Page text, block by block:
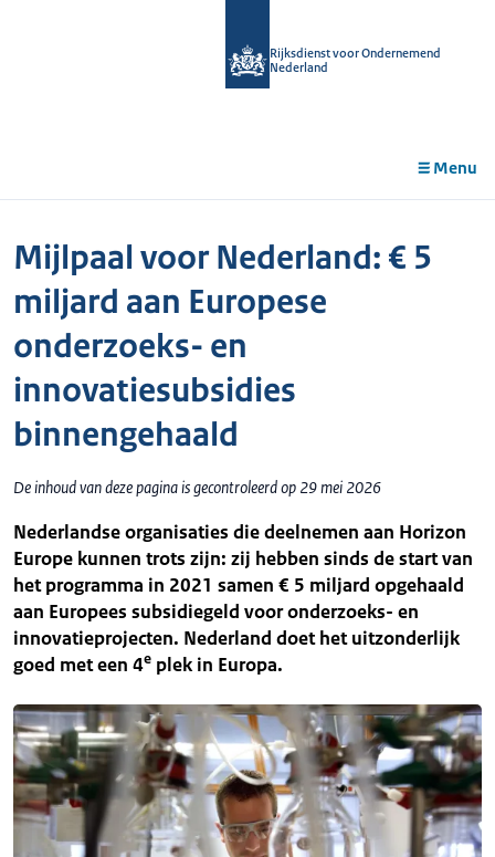
Rijksdienst voor Ondernemend
Nederland
Menu
Mijlpaal voor Nederland: € 5
miljard aan Europese
onderzoeks- en
innovatiesubsidies
binnengehaald
De inhoud van deze pagina is gecontroleerd op 29 mei 2026
Nederlandse organisaties die deelnemen aan Horizon
Europe kunnen trots zijn: zij hebben sinds de start van
het programma in 2021 samen € 5 miljard opgehaald
aan Europees subsidiegeld voor onderzoeks- en
innovatieprojecten. Nederland doet het uitzonderlijk
goed met een 4e plek in Europa.